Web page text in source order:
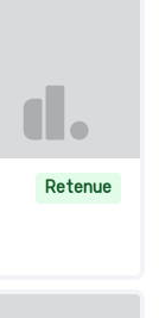
Retenue